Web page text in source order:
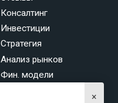
Консалтинг
Инвестиции
Стратегия
Анализ рынков
Фин. модели
×